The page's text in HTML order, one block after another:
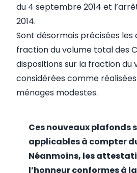
du 4 septembre 2014 et
2014.
Sont désormais précisées les
fraction du volume total des
dispositions sur la fraction du
considérées comme
ménages modestes.
Ces nouveaux plafonds
applicables à compter
Néanmoins, les
l’honneur conformes à la